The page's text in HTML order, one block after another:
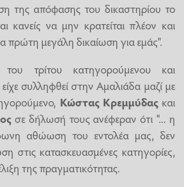
της απόφασης του δικαστηρίου το
κανείς να μην κρατείται πλέον και
πρώτη μεγάλη δικαίωση για εμάς".
του τρίτου κατηγορούμενου και
συλληφθεί στην Αμαλιάδα μαζί με
Κώστας Κρεμμύδαςκαι
σε δήλωσή τους ανέφεραν ότι "... η
αθώωση του εντολέα μας, δεν
στις κατασκευασμένες κατηγορίες,
της πραγματικότητας.